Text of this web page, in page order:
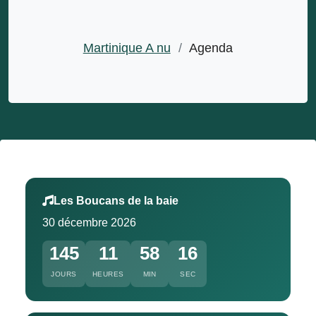
Martinique A nu / Agenda
Les Boucans de la baie
30 décembre 2026
145
JOURS
11
HEURES
58
MIN
15
SEC